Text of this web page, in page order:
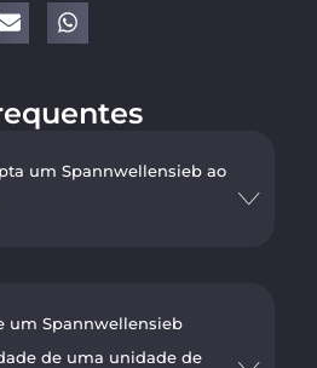
um Spannwellensieb ao
um Spannwellensieb
de uma unidade de